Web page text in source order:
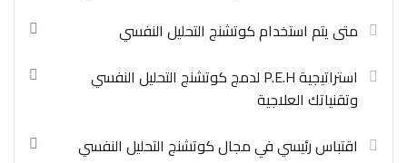
متى يتم استخدام كوتشنج التحليل النفسي
استراتيجية P.E.H لدمج كوتشنج التحليل النفسي
وتقنياتك العلاجية
اقتباس رئيسي في مجال كوتشنج التحليل النفسي